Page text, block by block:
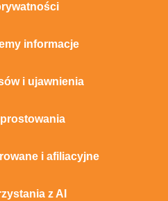
informacje
i ujawnienia
i afiliacyjne
z AI